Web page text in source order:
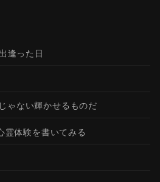
逢った日
ゃない輝かせるものだ
霊体験を書いてみる